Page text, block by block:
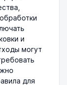
и
могут
для